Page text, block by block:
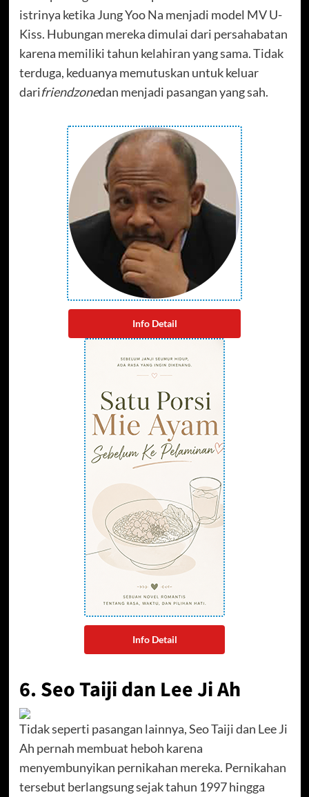
istrinya ketika Jung Yoo Na menjadi model MV U-
Kiss. Hubungan mereka dimulai dari persahabatan
karena memiliki tahun kelahiran yang sama. Tidak
terduga, keduanya memutuskan untuk keluar
darifriendzonedan menjadi pasangan yang sah.
Info Detail
Info Detail
6. Seo Taiji dan Lee Ji Ah
Tidak seperti pasangan lainnya, Seo Taiji dan Lee Ji
Ah pernah membuat heboh karena
menyembunyikan pernikahan mereka. Pernikahan
tersebut berlangsung sejak tahun 1997 hingga